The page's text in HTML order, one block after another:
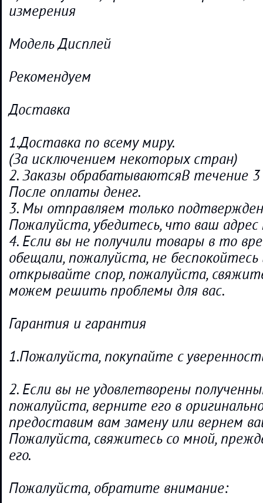
измерения
Модель Дисплей
Рекомендуем
Доставка
1.Доставка по всему миру.
(За исключением некоторых стран)
2. Заказы обрабатываютсяВ течение 3
После оплаты денег.
3. Мы отправляем только
Пожалуйста, убедитесь, что ваш адрес
4. Если вы не получили товары в то
обещали, пожалуйста, не
открывайте спор, пожалуйста,
можем решить проблемы для вас.
Гарантия и гарантия
1.Пожалуйста, покупайте с
2. Если вы не удовлетворены
пожалуйста, верните его в
предоставим вам замену или вернем
Пожалуйста, свяжитесь со мной,
его.
Пожалуйста, обратите внимание: